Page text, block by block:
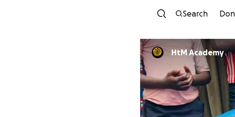
Search
HtM Academy